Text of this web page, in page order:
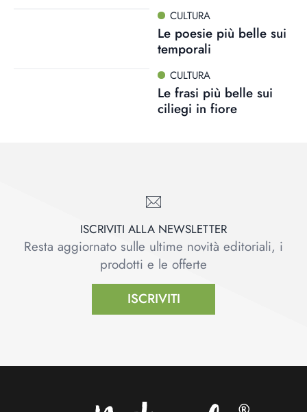
CULTURA
Le poesie più belle sui
temporali
CULTURA
Le frasi più belle sui
ciliegi in fiore
ISCRIVITI ALLA NEWSLETTER
Resta aggiornato sulle ultime novità editoriali, i
prodotti e le offerte
ISCRIVITI